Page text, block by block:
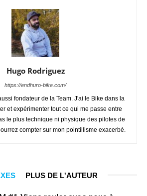
Hugo Rodriguez
https://endhuro-bike.com/
fondateur de la Team. J'ai le Bike dans la
et expérimenter tout ce qui me passe entre
le plus technique ni physique des pilotes de
compter sur mon pointillisme exacerbé.
PLUS DE L'AUTEUR